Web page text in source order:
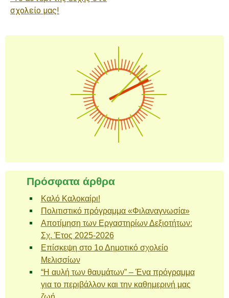
σχολείο μας!
Πρόσφατα άρθρα
Καλό Καλοκαίρι!
Πολιτιστικό πρόγραμμα «Φιλαναγνωσία»
Αποτίμηση των Εργαστηρίων Δεξιοτήτων:
Σχ. Έτος 2025-2026
Επίσκεψη στο 1ο Δημοτικό σχολείο
Μελισσίων
“Η αυλή των θαυμάτων” – Ένα πρόγραμμα
για το περιβάλλον και την καθημερινή μας